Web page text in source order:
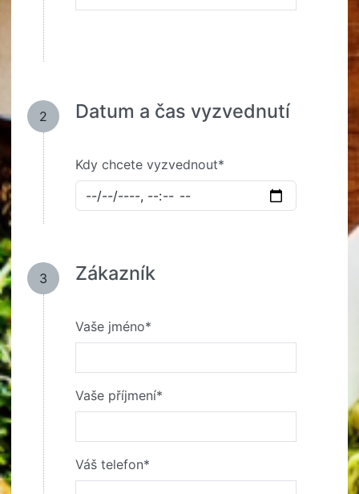
2 Datum a čas vyzvednutí
Kdy chcete vyzvednout*
3 Zákazník
Vaše jméno*
Vaše příjmení*
Váš telefon*